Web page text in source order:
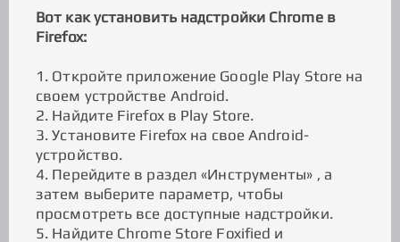
Вот как установить надстройки Chrome в
Firefox:
1. Откройте приложение Google Play Store на
своем устройстве Android.
2. Найдите Firefox в Play Store.
3. Установите Firefox на свое Android-
устройство.
4. Перейдите в раздел «Инструменты» , а
затем выберите параметр, чтобы
просмотреть все доступные надстройки.
5. Найдите Chrome Store Foxified и